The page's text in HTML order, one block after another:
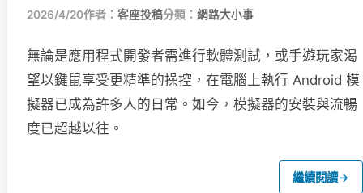
2026/4/20作者： 客座投稿分類： 網路大小事
無論是應用程式開發者需進行軟體測試，或手遊玩家渴
望以鍵鼠享受更精準的操控，在電腦上執行 Android 模
擬器已成為許多人的日常。如今，模擬器的安裝與流暢
度已超越以往。
繼續閱讀→